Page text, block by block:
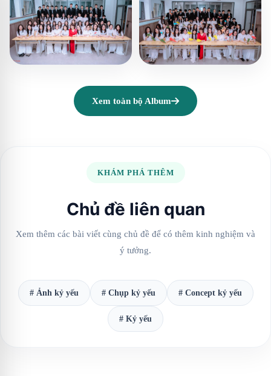
Xem toàn bộ Album
KHÁM PHÁ THÊM
Chủ đề liên quan
Xem thêm các bài viết cùng chủ đề để có thêm kinh nghiệm và
ý tưởng.
# Ảnh kỷ yếu # Chụp kỷ yếu # Concept kỷ yếu
# Kỷ yếu